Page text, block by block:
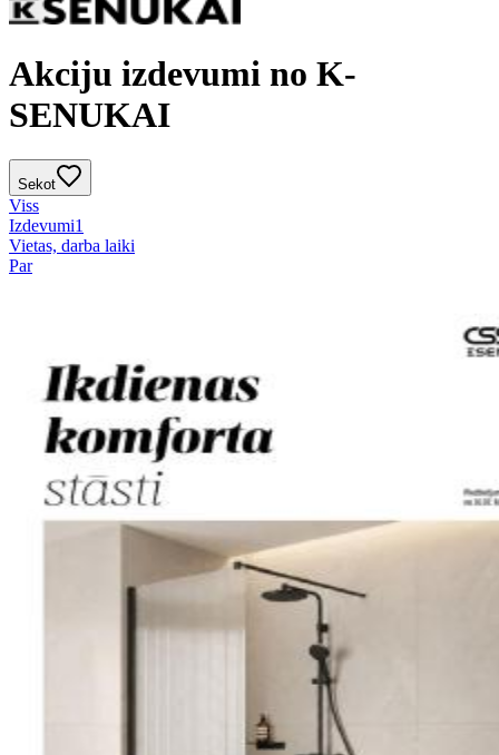
Akciju izdevumi no K-
SENUKAI
Sekot
Viss
Izdevumi1
Vietas, darba laiki
Par